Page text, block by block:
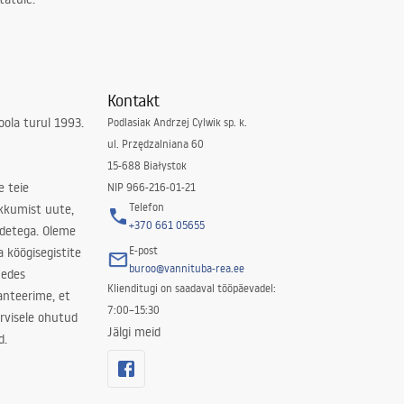
turul 1993.
teie
uute,
Oleme
köögisegistite
et
ohutud
Kontakt
Podlasiak Andrzej Cylwik sp. k.
ul. Przędzalniana 60
15-688 Białystok
NIP 966-216-01-21
Telefon
+370 661 05655
E-post
buroo@vannituba-rea.ee
Klienditugi on saadaval tööpäevadel:
7:00–15:30
Jälgi meid